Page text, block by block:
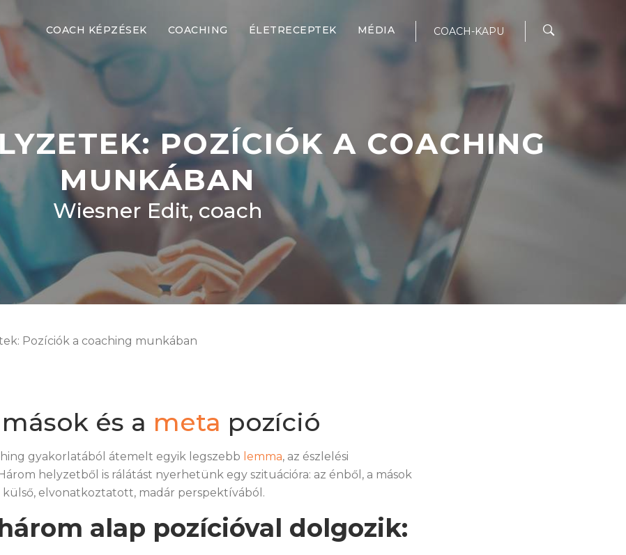
COACH KÉPZÉSEK COACHING ÉLETRECEPTEK MÉDIA COACH-KAPU
POZÍCIÓK A COACHING
MUNKÁBAN
Wiesner Edit, coach
Pozíciók a coaching munkában
és a meta pozíció
gyakorlatából átemelt egyik legszebb lemma, az észlelési
helyzetből is rálátást nyerhetünk egy szituációra: az énből, a mások
külső, elvonatkoztatott, madár perspektívából.
alap pozícióval dolgozik: